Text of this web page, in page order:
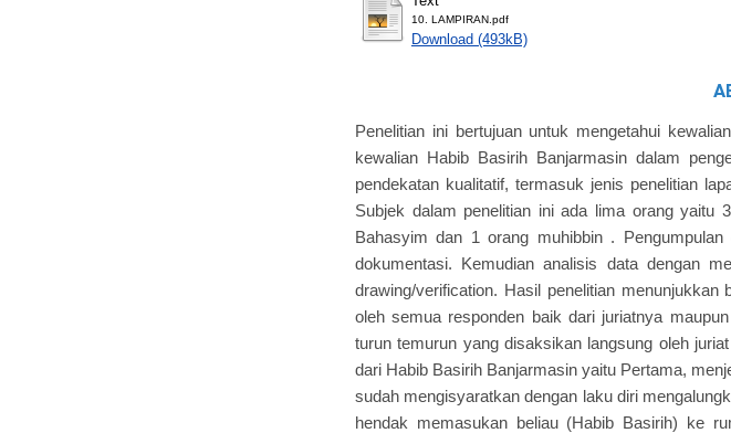
10. LAMPIRAN.pdf
Download (493kB)
Penelitian ini bertujuan untuk mengetahui
kewalian Habib Basirih Banjarmasin dalam
pendekatan kualitatif, termasuk jenis penelitian
Subjek dalam penelitian ini ada lima orang yaitu
Bahasyim dan 1 orang muhibbin .
dokumentasi. Kemudian analisis data dengan
drawing/verification. Hasil penelitian
oleh semua responden baik dari juriatnya
turun temurun yang disaksikan langsung oleh
dari Habib Basirih Banjarmasin yaitu Pertama,
sudah mengisyaratkan dengan laku diri
hendak memasukan beliau (Habib Basirih) ke